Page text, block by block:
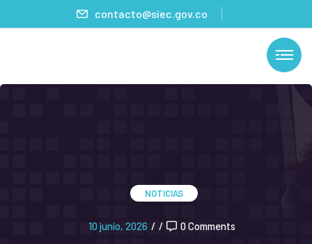
contacto@siec.gov.co
NOTICIAS
10 junio, 2026 / / 0 Comments